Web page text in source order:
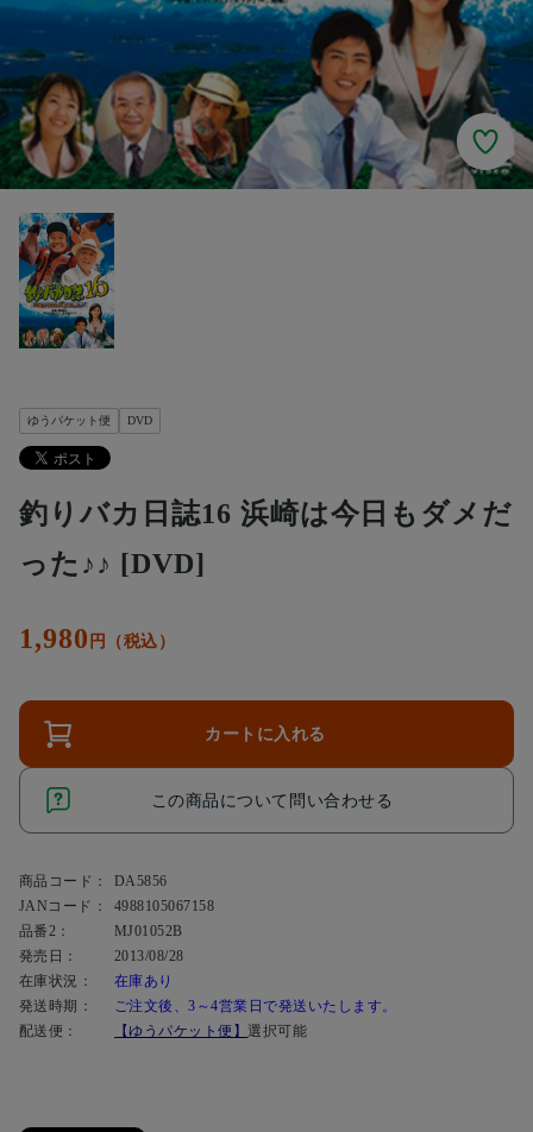
ゆうパケット便 DVD
釣りバカ日誌16 浜崎は今日もダメだ
った♪♪ [DVD]
1,980 円（税込）
カートに入れる
この商品について問い合わせる
商品コード：
DA5856
JANコード：
4988105067158
品番2：
MJ01052B
発売日：
2013/08/28
在庫状況：
在庫あり
発送時期：
ご注文後、3～4営業日で発送いたします。
配送便：
【ゆうパケット便】選択可能